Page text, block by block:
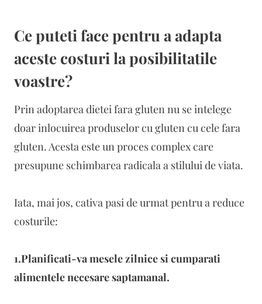
Ce puteti face pentru a adapta
aceste costuri la posibilitatile
voastre?
Prin adoptarea dietei fara gluten nu se intelege
doar inlocuirea produselor cu gluten cu cele fara
gluten. Acesta este un proces complex care
presupune schimbarea radicala a stilului de viata.
Iata, mai jos, cativa pasi de urmat pentru a reduce
costurile:
1.Planificati-va mesele zilnice si cumparati
alimentele necesare saptamanal.